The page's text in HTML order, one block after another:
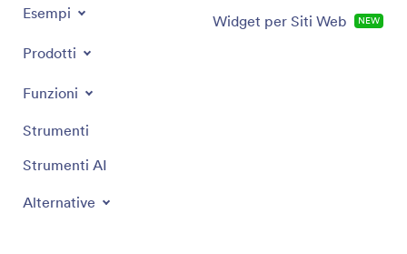
Esempi
Prodotti
Funzioni
Strumenti
Strumenti AI
Alternative
Widget per Siti Web NEW